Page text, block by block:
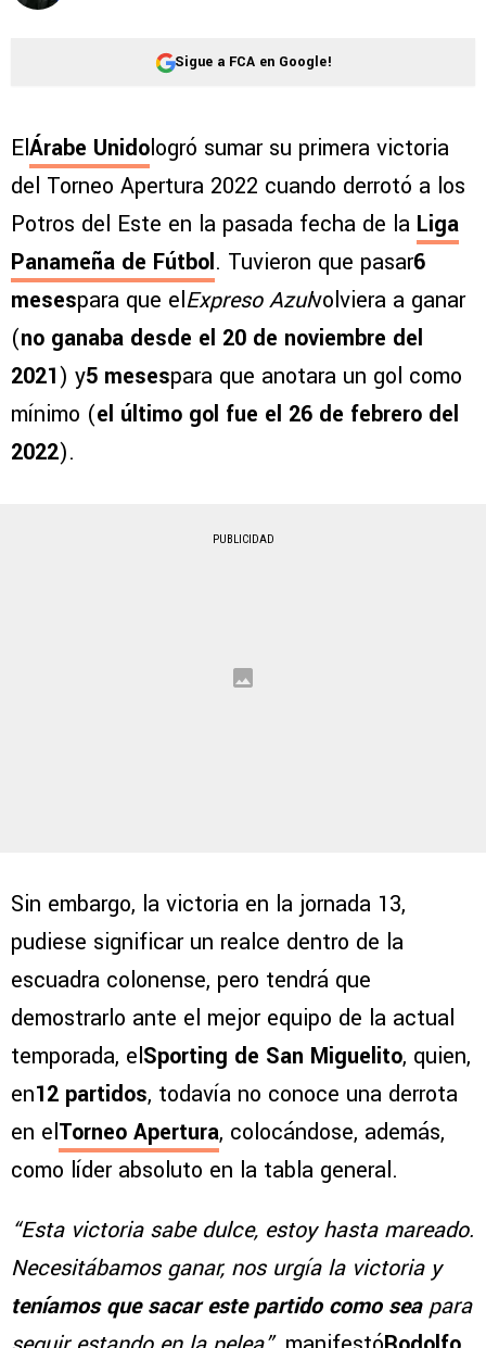
Sigue a FCA en Google!
ElÁrabe Unidologró sumar su primera victoria
del Torneo Apertura 2022 cuando derrotó a los
Potros del Este en la pasada fecha de la Liga
Panameña de Fútbol. Tuvieron que pasar6
mesespara que elExpreso Azulvolviera a ganar
(no ganaba desde el 20 de noviembre del
2021) y5 mesespara que anotara un gol como
mínimo (el último gol fue el 26 de febrero del
2022).
PUBLICIDAD
Sin embargo, la victoria en la jornada 13,
pudiese significar un realce dentro de la
escuadra colonense, pero tendrá que
demostrarlo ante el mejor equipo de la actual
temporada, elSporting de San Miguelito, quien,
en12 partidos, todavía no conoce una derrota
en elTorneo Apertura, colocándose, además,
como líder absoluto en la tabla general.
“Esta victoria sabe dulce, estoy hasta mareado.
Necesitábamos ganar, nos urgía la victoria y
teníamos que sacar este partido como seapara